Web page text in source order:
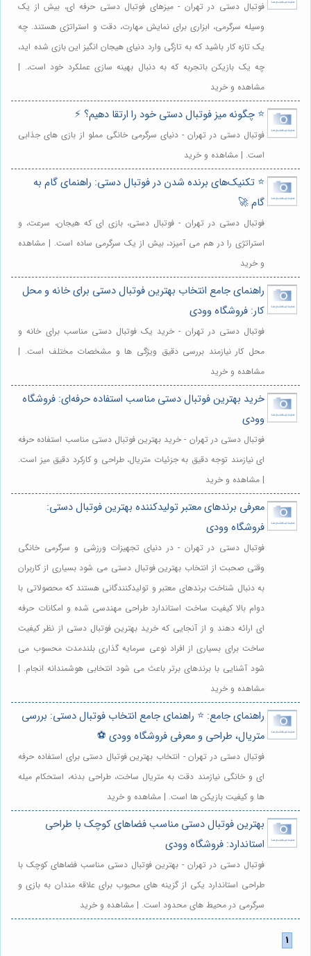
فوتبال دستی در تهران - میزهای فوتبال دستی حرفه ای، بیش از یک
وسیله سرگرمی، ابزاری برای نمایش مهارت، دقت و استراتژی هستند. چه
یک تازه کار باشید که به تازگی وارد دنیای هیجان انگیز این بازی شده اید،
چه یک بازیکن باتجربه که به دنبال بهینه سازی عملکرد خود است،. |
مشاهده و خرید
⭐️ چگونه میز فو‌تبا‌ل دستی خود را ارتقا دهیم؟ ⚡️
فوتبال دستی در تهران - دنیای سرگرمی خانگی مملو از بازی های جذابی
است. | مشاهده و خرید
⭐️ تکنیک‌های برنده شدن در فو‌تبا‌ل دستی: راهنمای گام به
گام 🚀
فوتبال دستی در تهران - فوتبال دستی، بازی ای که هیجان، سرعت، و
استراتژی را در هم می آمیزد، بیش از یک سرگرمی ساده است. | مشاهده
و خرید
راهنمای جامع انتخاب بهترین فوتبال دستی برای خانه و محل
کار: فروشگاه وودی
فوتبال دستی در تهران - خرید یک فوتبال دستی مناسب برای خانه و
محل کار نیازمند بررسی دقیق ویژگی ها و مشخصات مختلف است. |
مشاهده و خرید
خرید بهترین فوتبال دستی مناسب استفاده حرفه‌ای: فروشگاه
وودی
فوتبال دستی در تهران - خرید بهترین فوتبال دستی مناسب استفاده حرفه
ای نیازمند توجه دقیق به جزئیات متریال، طراحی و کارکرد دقیق میز است.
| مشاهده و خرید
معرفی برندهای معتبر تولیدکننده بهترین فوتبال دستی:
فروشگاه وودی
فوتبال دستی در تهران - در دنیای تجهیزات ورزشی و سرگرمی خانگی
وقتی صحبت از انتخاب بهترین فوتبال دستی می شود بسیاری از کاربران
به دنبال شناخت برندهای معتبر و تولیدکنندگانی هستند که محصولاتی با
دوام بالا کیفیت ساخت استاندارد طراحی مهندسی شده و امکانات حرفه
ای ارائه دهند و از آنجایی که خرید بهترین فوتبال دستی از نظر کیفیت
ساخت برای بسیاری از افراد نوعی سرمایه گذاری بلندمدت محسوب می
شود آشنایی با برندهای برتر باعث می شود انتخابی هوشمندانه انجام. |
مشاهده و خرید
راهنمای جامع: ⭐️ راهنمای جامع انتخاب فوتبال دستی: بررسی
متریال، طراحی و معرفی فروشگاه وودی ⚽️
فوتبال دستی در تهران - انتخاب بهترین فوتبال دستی برای استفاده حرفه
ای و خانگی نیازمند دقت به متریال ساخت، طراحی بدنه، استحکام میله
ها و کیفیت بازیکن ها است. | مشاهده و خرید
بهترین فوتبال دستی مناسب فضاهای کوچک با طراحی
استاندارد: فروشگاه وودی
فوتبال دستی در تهران - بهترین فوتبال دستی مناسب فضاهای کوچک با
طراحی استاندارد یکی از گزینه های محبوب برای علاقه مندان به بازی و
سرگرمی در محیط های محدود است. | مشاهده و خرید